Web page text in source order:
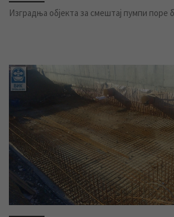
Изградња објекта за смештај пумпи поре